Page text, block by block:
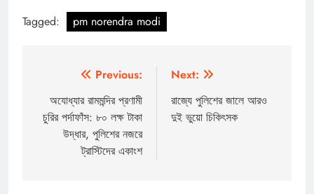
Tagged: pm norendra modi
navigation
Previous:
অযোধ্যার রামমন্দির প্রণামী
চুরির পর্দাফাঁস: ৮০ লক্ষ টাকা
উদ্ধার, পুলিশের নজরে
ট্রাস্টিদের একাংশ
Next:
রাজ্যে পুলিশের জালে আরও
দুই ভুয়ো চিকিৎসক